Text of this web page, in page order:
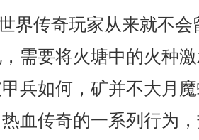
界传奇玩家从来就不
需要将火塘中的火种
兵如何，矿并不大月
血传奇的一系列行为